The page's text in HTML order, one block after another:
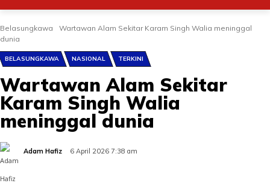
Belasungkawa
Wartawan Alam Sekitar Karam Singh Walia meninggal
dunia
BELASUNGKAWA NASIONAL TERKINI
Wartawan Alam Sekitar
Karam Singh Walia
meninggal dunia
Adam Hafiz 6 April 2026 7:38 am